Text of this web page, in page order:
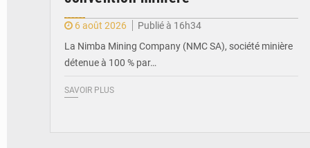
6 août 2026
Publié à 16h34
La Nimba Mining Company (NMC SA), société minière
détenue à 100 % par…
SAVOIR PLUS